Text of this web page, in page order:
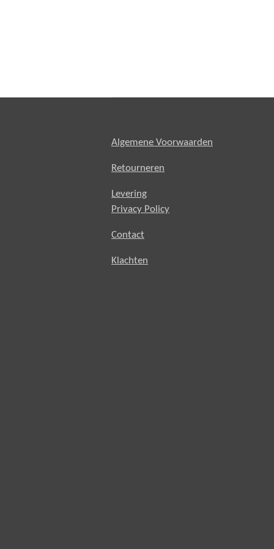
Algemene Voorwaarden
Retourneren
Levering
Privacy Policy
Contact
Klachten